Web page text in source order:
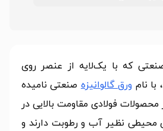
که با یک‌لایه از عنصر روی
نام ورق گالوانیزهصنعتی نامیده
فولادی مقاومت بالایی در
محیطی نظیر آب و رطوبت دارند و